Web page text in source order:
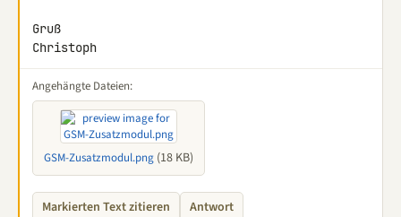
Gruß
Christoph
Angehängte Dateien:
GSM-Zusatzmodul.png (18 KB)
Markierten Text zitieren Antwort